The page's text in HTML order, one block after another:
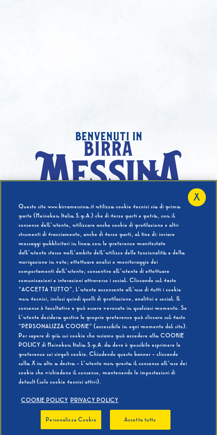
benvenuti in
Hai compiuto 18 Anni?
SI NO
BEVI RESPONSABILMENTE
Questo sito www.birramessina.it utilizza cookie tecnici sia di prima
parte (Heineken Italia S.p.A.) che di terze parti e potrà, con il
consenso dell’utente, utilizzare anche cookie di profilazione o altri
strumenti di tracciamento, anche di terze parti, al fine di: inviare
messaggi pubblicitari in linea con le preferenze manifestate
dall’utente stesso nell’ambito dell’utilizzo delle funzionalità e della
navigazione in rete; effettuare analisi e monitoraggio dei
comportamenti dell’utente; consentire all’utente di effettuare
comunicazioni e interazioni attraverso i social. Cliccando sul tasto
“ACCETTA TUTTO”, l’utente acconsente all’uso di tutti i cookie
non tecnici, inclusi quindi quelli di profilazione, analitici e social. Il
consenso è facoltativo e può essere revocato in qualsiasi momento. Se
l’utente desidera gestire le proprie preferenze può cliccare sul tasto
“PERSONALIZZA COOKIE” (accessibile in ogni momento dal sito).
Per sapere di più sui cookie che usiamo può accedere alla COOKIE
POLICY di Heineken Italia S.p.A. da dove è possibile esprimere le
preferenze sui singoli cookie. Chiudendo questo banner - cliccando
sulla X in alto a destra - l’utente non presta il consenso all’uso dei
cookie che richiedono il consenso, mantenendo le impostazioni di
default (solo cookie tecnici attivi).
COOKIE POLICY PRIVACY POLICY
Personalizza Cookie Accetta tutto
X